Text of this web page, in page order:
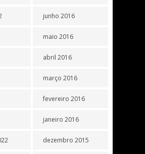
junho 2016
maio 2016
abril 2016
março 2016
fevereiro 2016
janeiro 2016
dezembro 2015